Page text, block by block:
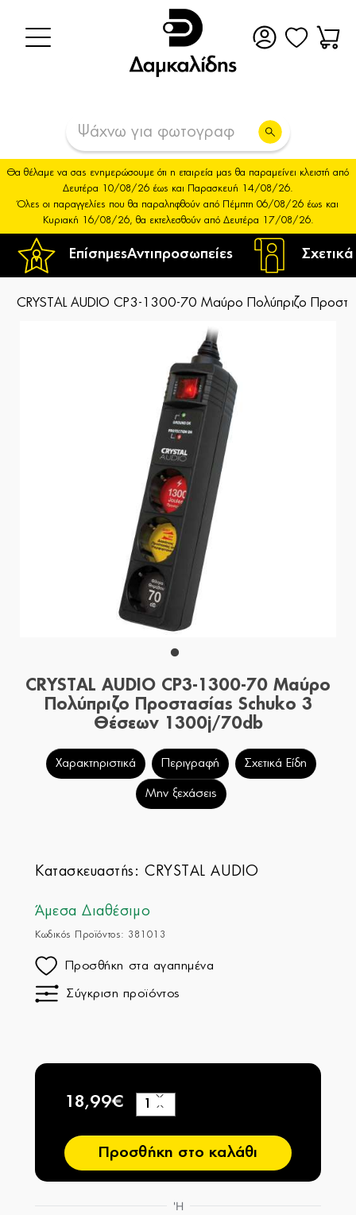
ΕπίσημεςΑντιπροσωπείες
Θα θέλαμε να σας ενημερώσουμε ότι η εταιρεία μας θα παραμείνει κλειστή από
Δευτέρα 10/08/26 έως και Παρασκευή 14/08/26.
Όλες οι παραγγελίες που θα παραληφθούν από Πέμπτη 06/08/26 έως και
Κυριακή 16/08/26, θα εκτελεσθούν από Δευτέρα 17/08/26.
CRYSTAL AUDIO CP3-1300-70 Μαύρο Πολύπριζο
CRYSTAL AUDIO CP3-1300-70 Μαύρο
Πολύπριζο Προστασίας Schuko 3
Θέσεων 1300j/70db
Χαρακτηριστικά Περιγραφή Σχετικά Είδη
Μην ξεχάσεις
Κατασκευαστής:CRYSTAL AUDIO
Άμεσα Διαθέσιμο
Κωδικός Προϊόντος: 381013
Προσθήκη στα αγαπημένα
Σύγκριση προϊόντος
18,99€
−
+
Προσθήκη στο καλάθι